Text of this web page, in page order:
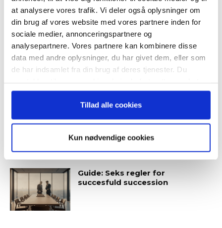
at analysere vores trafik. Vi deler også oplysninger om
din brug af vores website med vores partnere inden for
sociale medier, annonceringspartnere og
analysepartnere. Vores partnere kan kombinere disse
data med andre oplysninger, du har givet dem, eller som
de har indsamlet fra din brug af deres tjenester. Du
anvende vores hjemmeside.
Tillad alle cookies
Kun nødvendige cookies
Guide: Fem tegn på, at
topchefen er på vildspor
SENESTE ARTIKLER
Guide: Seks regler for
succesfuld succession
“Succes i en dansk bestyrelse”
Bestyrelsesguidens ugentlige nyhedsbrev samt
Tilmeld